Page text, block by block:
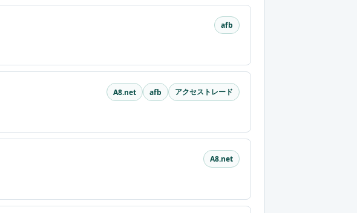
afb
A8.net afb アクセストレード
A8.net